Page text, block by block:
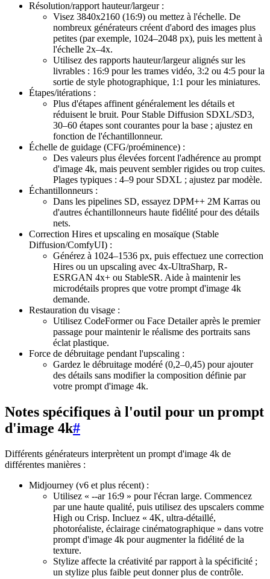
Résolution/rapport hauteur/largeur :
Visez 3840x2160 (16:9) ou mettez à l'échelle. De
nombreux générateurs créent d'abord des images plus
petites (par exemple, 1024–2048 px), puis les mettent à
l'échelle 2x–4x.
Utilisez des rapports hauteur/largeur alignés sur les
livrables : 16:9 pour les trames vidéo, 3:2 ou 4:5 pour la
sortie de style photographique, 1:1 pour les miniatures.
Étapes/itérations :
Plus d'étapes affinent généralement les détails et
réduisent le bruit. Pour Stable Diffusion SDXL/SD3,
30–60 étapes sont courantes pour la base ; ajustez en
fonction de l'échantillonneur.
Échelle de guidage (CFG/proéminence) :
Des valeurs plus élevées forcent l'adhérence au prompt
d'image 4k, mais peuvent sembler rigides ou trop cuites.
Plages typiques : 4–9 pour SDXL ; ajustez par modèle.
Échantillonneurs :
Dans les pipelines SD, essayez DPM++ 2M Karras ou
d'autres échantillonneurs haute fidélité pour des détails
nets.
Correction Hires et upscaling en mosaïque (Stable
Diffusion/ComfyUI) :
Générez à 1024–1536 px, puis effectuez une correction
Hires ou un upscaling avec 4x-UltraSharp, R-
ESRGAN 4x+ ou StableSR. Aide à maintenir les
microdétails propres que votre prompt d'image 4k
demande.
Restauration du visage :
Utilisez CodeFormer ou Face Detailer après le premier
passage pour maintenir le réalisme des portraits sans
éclat plastique.
Force de débruitage pendant l'upscaling :
Gardez le débruitage modéré (0,2–0,45) pour ajouter
des détails sans modifier la composition définie par
votre prompt d'image 4k.
Notes spécifiques à l'outil pour un prompt
d'image 4k#
Différents générateurs interprètent un prompt d'image 4k de
différentes manières :
Midjourney (v6 et plus récent) :
Utilisez « --ar 16:9 » pour l'écran large. Commencez
par une haute qualité, puis utilisez des upscalers comme
High ou Crisp. Incluez « 4K, ultra-détaillé,
photoréaliste, éclairage cinématographique » dans votre
prompt d'image 4k pour augmenter la fidélité de la
texture.
Stylize affecte la créativité par rapport à la spécificité ;
un stylize plus faible peut donner plus de contrôle.